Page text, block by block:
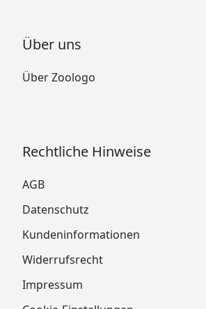
Über uns
Über Zoologo
Rechtliche Hinweise
AGB
Datenschutz
Kundeninformationen
Widerrufsrecht
Impressum